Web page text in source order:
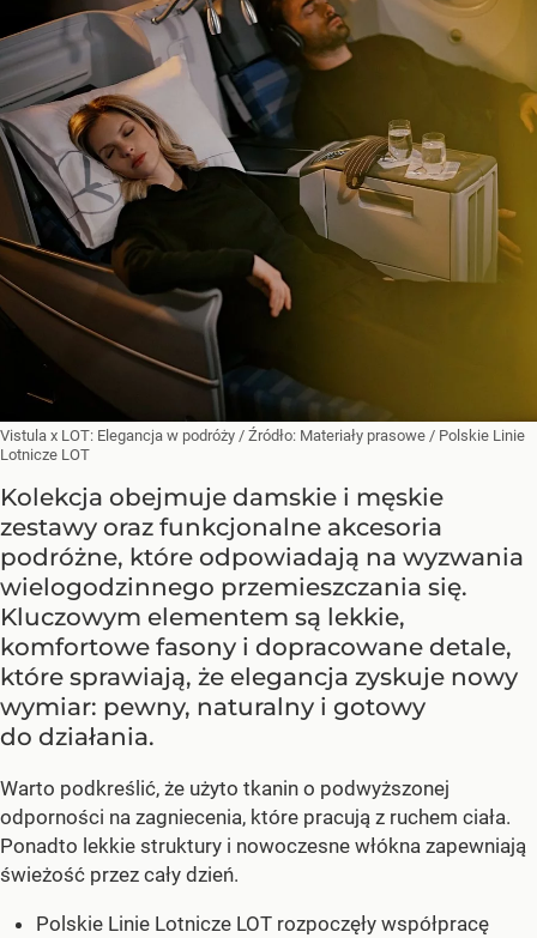
Vistula x LOT: Elegancja w podróży / Źródło: Materiały prasowe / Polskie Linie
Lotnicze LOT
Kolekcja obejmuje damskie i męskie
zestawy oraz funkcjonalne akcesoria
podróżne, które odpowiadają na wyzwania
wielogodzinnego przemieszczania się.
Kluczowym elementem są lekkie,
komfortowe fasony i dopracowane detale,
które sprawiają, że elegancja zyskuje nowy
wymiar: pewny, naturalny i gotowy
do działania.
Warto podkreślić, że użyto tkanin o podwyższonej
odporności na zagniecenia, które pracują z ruchem ciała.
Ponadto lekkie struktury i nowoczesne włókna zapewniają
świeżość przez cały dzień.
Polskie Linie Lotnicze LOT rozpoczęły współpracę